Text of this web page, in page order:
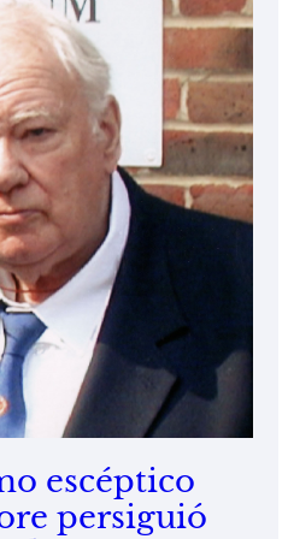
escéptico
persiguió